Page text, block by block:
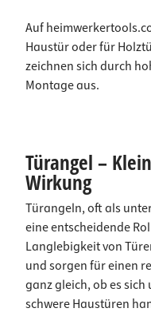
Auf
Haustür oder für
zeichnen sich durch
Montage aus.
Türangel –
Wirkung
Türangeln, oft als
eine entscheidende
Langlebigkeit von
und sorgen für einen
ganz gleich, ob es
schwere Haustüren